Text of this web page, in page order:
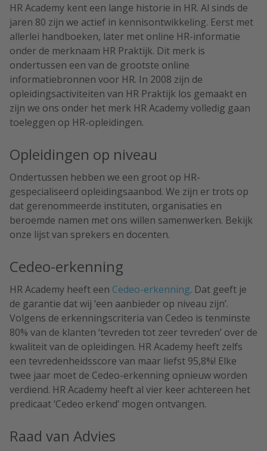
HR Academy kent een lange historie in HR. Al sinds de
jaren 80 zijn we actief in kennisontwikkeling. Eerst met
allerlei handboeken, later met online HR-informatie
onder de merknaam HR Praktijk. Dit merk is
ondertussen een van de grootste online
informatiebronnen voor HR. In 2008 zijn de
opleidingsactiviteiten van HR Praktijk los gemaakt en
zijn we ons onder het merk HR Academy volledig gaan
toeleggen op HR-opleidingen.
Opleidingen op niveau
Ondertussen hebben we een groot op HR-
gespecialiseerd opleidingsaanbod. We zijn er trots op
dat gerenommeerde instituten, organisaties en
beroemde namen met ons willen samenwerken. Bekijk
onze lijst van sprekers en docenten.
Cedeo-erkenning
HR Academy heeft een Cedeo-erkenning. Dat geeft je
de garantie dat wij ‘een aanbieder op niveau zijn’.
Volgens de erkenningscriteria van Cedeo is tenminste
80% van de klanten ‘tevreden tot zeer tevreden’ over de
kwaliteit van de opleidingen. HR Academy heeft zelfs
een tevredenheidsscore van maar liefst 95,8%! Elke
twee jaar moet de Cedeo-erkenning opnieuw worden
verdiend. HR Academy heeft al vier keer achtereen het
predicaat ‘Cedeo erkend’ mogen ontvangen.
Raad van Advies